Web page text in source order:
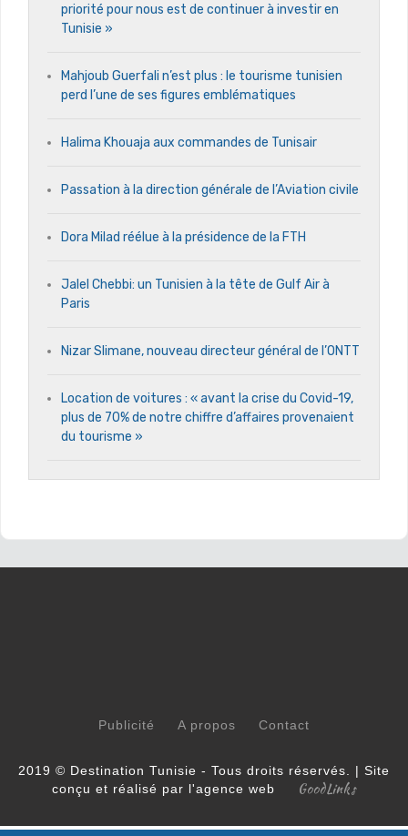
priorité pour nous est de continuer à investir en
Tunisie »
Mahjoub Guerfali n’est plus : le tourisme tunisien
perd l’une de ses figures emblématiques
Halima Khouaja aux commandes de Tunisair
Passation à la direction générale de l’Aviation civile
Dora Milad réélue à la présidence de la FTH
Jalel Chebbi: un Tunisien à la tête de Gulf Air à
Paris
Nizar Slimane, nouveau directeur général de l’ONTT
Location de voitures : « avant la crise du Covid-19,
plus de 70% de notre chiffre d’affaires provenaient
du tourisme »
Publicité A propos Contact
2019 © Destination Tunisie - Tous droits réservés. | Site
conçu et réalisé par l'agence web
GoodLinks